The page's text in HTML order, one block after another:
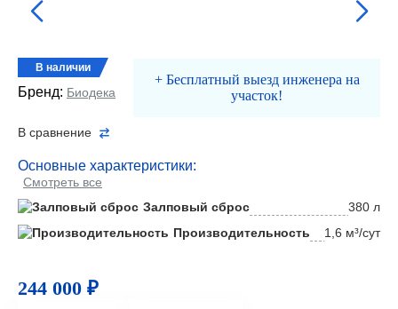
В наличии
Бренд: Биодека
+ Бесплатный выезд инженера на
участок!
В сравнение
Основные характеристики:
Смотреть все
Залповый сброс
380 л
Производительность
1,6 м³/сут
244 000 ₽